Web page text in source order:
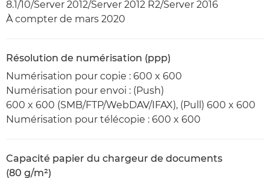
8.1/10/Server 2012/Server 2012 R2/Server 2016
À compter de mars 2020
Résolution de numérisation (ppp)
Numérisation pour copie : 600 x 600
Numérisation pour envoi : (Push)
600 x 600 (SMB/FTP/WebDAV/IFAX), (Pull) 600 x 600
Numérisation pour télécopie : 600 x 600
Capacité papier du chargeur de documents
(80 g/m²)